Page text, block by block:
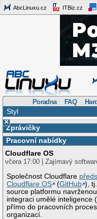
AbcLinuxu.cz ITBiz.cz
Poradna FAQ
Styl
×
Zprávičky
Pracovní nabídky
Cloudflare OS
včera 17:00 | Zajímavý
Společnost Cloudflare
Cloudflare OS
(GitHub ),
source platformu
integraci umělé inteligence
přímo do pracovních
organizací.